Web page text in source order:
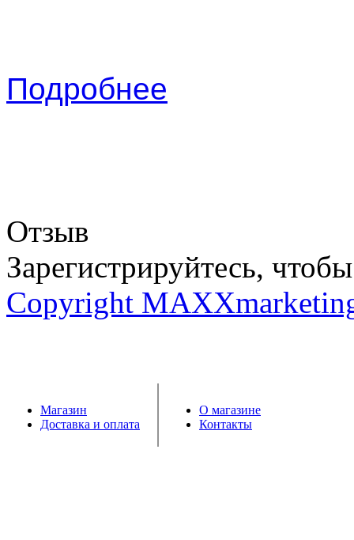
Подробнее
Отзыв
Зарегистрируйтесь,
Copyright
Магазин
Доставка и оплата
О магазине
Контакты